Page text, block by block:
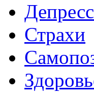
Страхи